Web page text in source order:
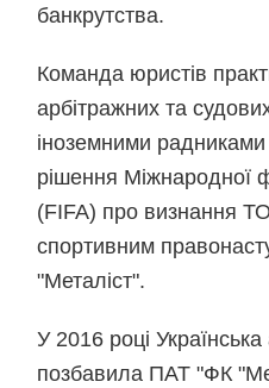
Команда юристів
арбітражних та
іноземними
рішення Міжнародної
(FIFA) про визнання
спортивним
"Металіст".
У 2016 році
позбавила ПАТ "ФК